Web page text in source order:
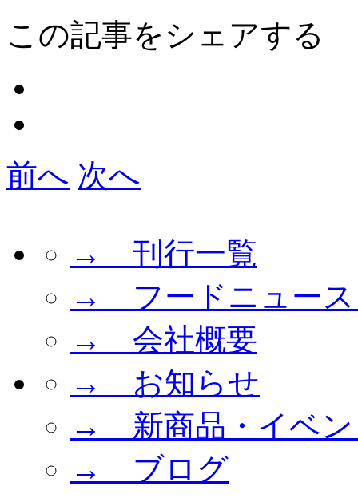
この記事をシェアする
前へ 次へ
→ 刊行一覧
→ フードニュース
→ 会社概要
→ お知らせ
→ 新商品・イベン
→ ブログ